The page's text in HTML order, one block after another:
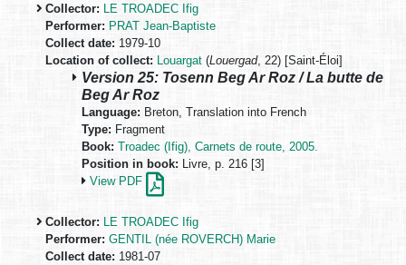
Collector:
LE TROADEC Ifig
Performer: PRAT Jean-Baptiste
Collect date: 1979-10
Location of collect:
Louargat (Louergad, 22) [Saint-Éloi]
Version 25: Tosenn Beg Ar Roz / La butte de
Beg Ar Roz
Language: Breton, Translation into French
Type: Fragment
Book: Troadec (Ifig), Carnets de route, 2005.
Position in book: Livre, p. 216 [3]
View PDF
Collector:
LE TROADEC Ifig
Performer: GENTIL (née ROVERCH) Marie
Collect date: 1981-07